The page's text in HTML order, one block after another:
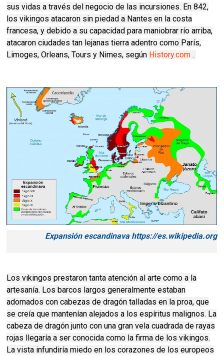
sus vidas a través del negocio de las incursiones. En 842,
los vikingos atacaron sin piedad a Nantes en la costa
francesa, y debido a su capacidad para maniobrar río arriba,
atacaron ciudades tan lejanas tierra adentro como París,
Limoges, Orleans, Tours y Nimes, según History.com .
Expansión escandinava https://es.wikipedia.org
Los vikingos prestaron tanta atención al arte como a la
artesanía. Los barcos largos generalmente estaban
adornados con cabezas de dragón talladas en la proa, que
se creía que mantenían alejados a los espíritus malignos. La
cabeza de dragón junto con una gran vela cuadrada de rayas
rojas llegaría a ser conocida como la firma de los vikingos.
La vista infundiría miedo en los corazones de los europeos